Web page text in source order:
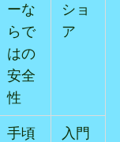
ーな
らで
はの
安全
性
ショ
ア
手頃
入門